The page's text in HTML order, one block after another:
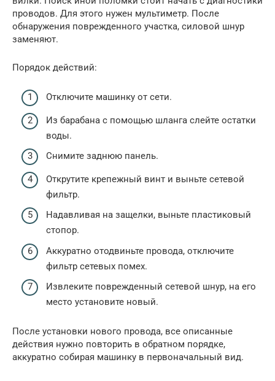
проводов. Для этого нужен мультиметр. После
обнаружения поврежденного участка, силовой шнур
заменяют.
Порядок действий:
Отключите машинку от сети.
Из барабана с помощью шланга слейте остатки
воды.
Снимите заднюю панель.
Открутите крепежный винт и выньте сетевой
фильтр.
Надавливая на защелки, выньте пластиковый
стопор.
Аккуратно отодвиньте провода, отключите
фильтр сетевых помех.
Извлеките поврежденный сетевой шнур, на его
место установите новый.
После установки нового провода, все описанные
действия нужно повторить в обратном порядке,
аккуратно собирая машинку в первоначальный вид.